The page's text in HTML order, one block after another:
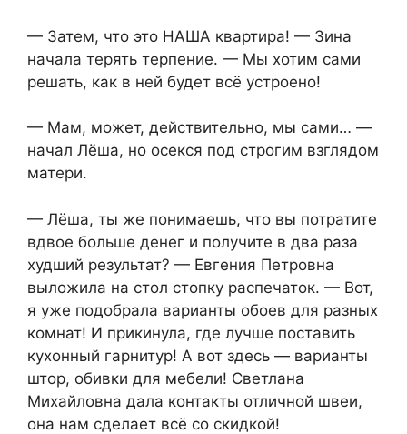
— Затем, что это НАША квартира! — Зина
начала терять терпение. — Мы хотим сами
решать, как в ней будет всё устроено!
— Мам, может, действительно, мы сами… —
начал Лёша, но осекся под строгим взглядом
матери.
— Лёша, ты же понимаешь, что вы потратите
вдвое больше денег и получите в два раза
худший результат? — Евгения Петровна
выложила на стол стопку распечаток. — Вот,
я уже подобрала варианты обоев для разных
комнат! И прикинула, где лучше поставить
кухонный гарнитур! А вот здесь — варианты
штор, обивки для мебели! Светлана
Михайловна дала контакты отличной швеи,
она нам сделает всё со скидкой!